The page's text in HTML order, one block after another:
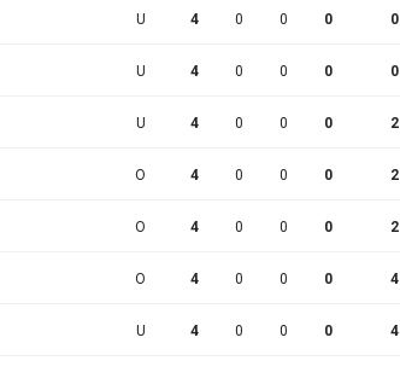
U 4 0 0 0 0
U 4 0 0 0 0
U 4 0 0 0 2
O 4 0 0 0 2
O 4 0 0 0 2
O 4 0 0 0 4
U 4 0 0 0 4